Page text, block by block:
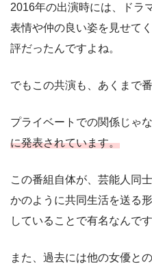
2016年の出演時には、ドラ
表情や仲の良い姿を見せて
評だったんですよね。
でもこの共演も、あくまで
プライベートでの関係じゃ
に発表されています。
この番組自体が、芸能人同
かのように共同生活を送る
していることで有名なんです
また、過去には他の女優と